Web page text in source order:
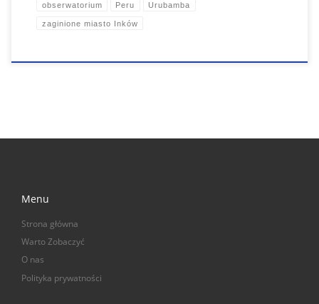
obserwatorium Peru Urubamba
zaginione miasto Inków
Menu
Strona główna
Warto Zobaczyć
O nas
Polityka prywatności